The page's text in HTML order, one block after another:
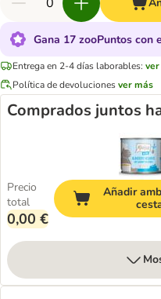
Gana 17 zooPuntos con
Entrega en 2-4 días laborables:
Política de devolucionesver más
Comprados juntos
Precio
total
0,00 €
Añadir